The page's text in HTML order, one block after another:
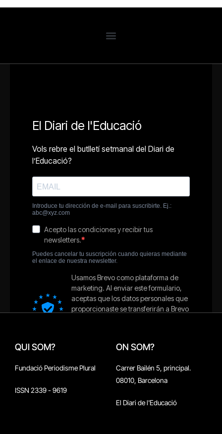
QUI SOM?
Fundació Periodisme Plural
ISSN 2339 - 9619
ON SOM?
Carrer Bailén 5, principal.
08010, Barcelona
El Diari de l'Educació